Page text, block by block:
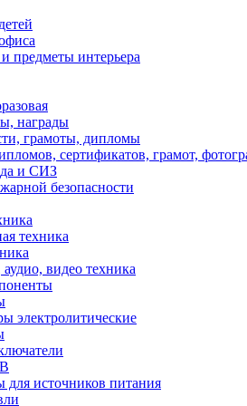
предметы интерьера
награды
грамоты, дипломы
сертификатов, грамот,
и СИЗ
безопасности
техника
видео техника
электролитические
источников питания